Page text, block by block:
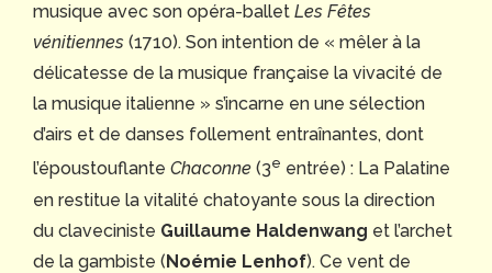
musique avec son opéra-ballet Les Fêtes
vénitiennes (1710). Son intention de « mêler à la
délicatesse de la musique française la vivacité de
la musique italienne » s’incarne en une sélection
d’airs et de danses follement entraînantes, dont
l’époustouflante Chaconne (3e entrée) : La Palatine
en restitue la vitalité chatoyante sous la direction
du claveciniste Guillaume Haldenwang et l’archet
de la gambiste (Noémie Lenhof). Ce vent de